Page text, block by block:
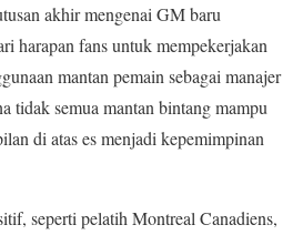
akhir mengenai GM baru
harapan fans untuk mempekerjakan
mantan pemain sebagai manajer
tidak semua mantan bintang mampu
di atas es menjadi kepemimpinan
seperti pelatih Montreal Canadiens,